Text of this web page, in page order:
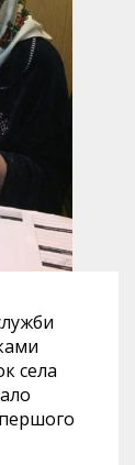
села
першого